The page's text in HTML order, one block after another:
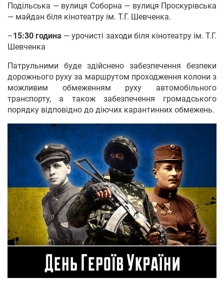
Подільська — вулиця Соборна — вулиця Проскурівська
— майдан біля кінотеатру ім. Т.Г. Шевченка.
–15:30 година — урочисті заходи біля кінотеатру ім. Т.Г.
Шевченка
Патрульними буде здійснено забезпечення безпеки
дорожнього руху за маршрутом проходження колони з
можливим обмеженням руху автомобільного
транспорту, а також забезпечення громадського
порядку відповідно до діючих карантинних обмежень.